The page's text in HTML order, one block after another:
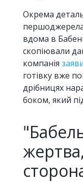
Окрема
вдома в
скопіювали
компанія
готівку вже
дрібницях
боком, який